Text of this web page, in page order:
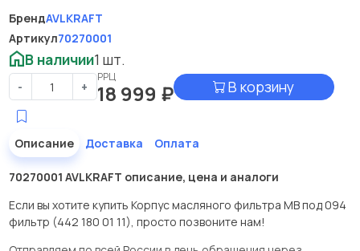
БрендAVLKRAFT
Артикул70270001
В наличии1 шт.
- +
РРЦ
18 999 ₽ В корзину
Описание Доставка Оплата
70270001 AVLKRAFT описание, цена и аналоги
Если вы хотите купить Корпус масляного фильтра МВ под 094
фильтр (442 180 01 11), просто позвоните нам!